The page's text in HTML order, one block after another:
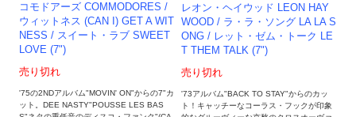
コモドアーズ COMMODORES /
ウィットネス (CAN I) GET A WIT
NESS / スイート・ラブ SWEET
LOVE (7")
売り切れ
'75の2NDアルバム"MOVIN' ON"からの7"カ
ット。DEE NASTY"POUSSE LES BAS
レオン・ヘイウッド LEON HAY
WOOD / ラ・ラ・ソング LA LA S
ONG / レット・ゼム・トーク LE
T THEM TALK (7")
売り切れ
'73アルバム"BACK TO STAY"からのカッ
ト！キャッチーなコーラス・フックが印象